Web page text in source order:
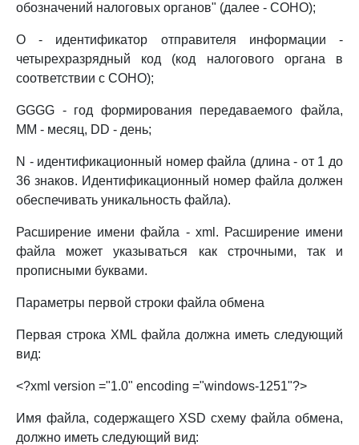
обозначений налоговых органов" (далее - СОНО);
O - идентификатор отправителя информации -
четырехразрядный код (код налогового органа в
соответствии с СОНО);
GGGG - год формирования передаваемого файла,
MM - месяц, DD - день;
N - идентификационный номер файла (длина - от 1 до
36 знаков. Идентификационный номер файла должен
обеспечивать уникальность файла).
Расширение имени файла - xml. Расширение имени
файла может указываться как строчными, так и
прописными буквами.
Параметры первой строки файла обмена
Первая строка XML файла должна иметь следующий
вид:
<?xml version ="1.0" encoding ="windows-1251"?>
Имя файла, содержащего XSD схему файла обмена,
должно иметь следующий вид: